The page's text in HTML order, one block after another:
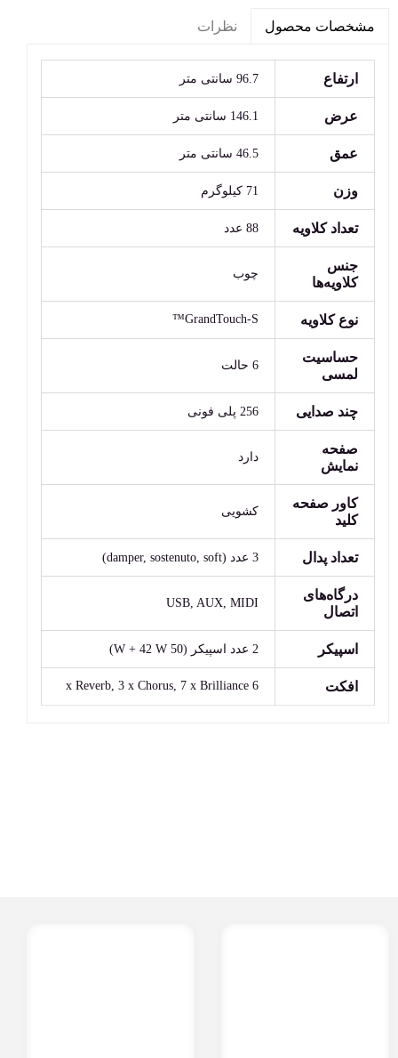
مشخصات محصول نظرات
ارتفاع 96.7 سانتی متر
عرض 146.1 سانتی متر
عمق 46.5 سانتی متر
وزن 71 کیلوگرم
تعداد کلاویه 88 عدد
جنس
کلاویه‌ها
چوب
نوع کلاویه GrandTouch-S™
حساسیت
لمسی
6 حالت
چند صدایی 256 پلی فونی
صفحه
نمایش
دارد
کاور صفحه
کلید
کشویی
تعداد پدال 3 عدد (damper, sostenuto, soft)
درگاه‌های
اتصال
USB, AUX, MIDI
اسپیکر 2 عدد اسپیکر (50 W + 42 W)
افکت 6 x Reverb, 3 x Chorus, 7 x Brilliance